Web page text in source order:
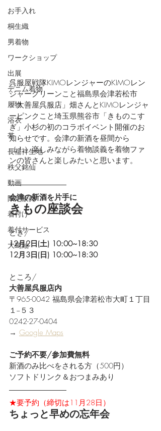
お手入れ
桐生織
男着物
ワークショップ
出展
デニム着物
履物
浴衣
帯
長襦袢生地
秩父銘仙
動画
限定販売
着付け
着付サービス
大島紬
呉服屋戦隊KIMOレンジャーのKIMOレン
ジャーグリーンこと福島県会津若松市
「大善屋呉服店」畑さんとKIMOレンジャ
ーピンクこと埼玉県熊谷市「きものこす
ぎ」小杉の初のコラボイベント開催のお
知らせです。会津の新酒を昼間から
（！）楽しみながら着物談義を着物ファ
ンの皆さんと楽しみたいと思います。
会津の新酒を片手に
きもの座談会
とき/
12月2日(土) 10:00~18:30
12月3日(日) 10:00~18:30
ところ/
大善屋呉服店内
〒965-0042 福島県会津若松市大町１丁目
１−５３
0242-27-0404
→ Google Maps
ご予約不要/参加費無料
新酒のみ比べをされる方（500円）
ソフトドリンク＆おつまみあり
★要予約（締切は11月28日）
ちょっと早めの忘年会